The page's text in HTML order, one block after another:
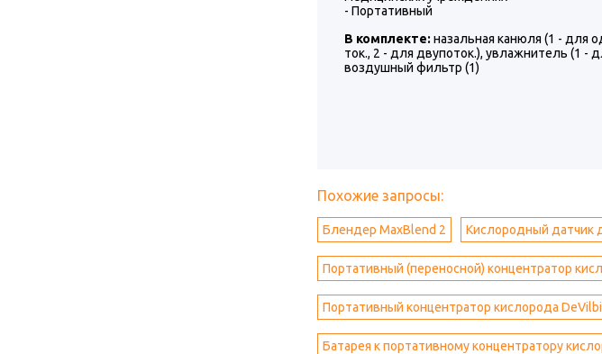
- Портативный
В комплекте: назальная канюля (1 - для
ток., 2 - для двупоток.), увлажнитель (1 -
воздушный фильтр (1)
Похожие запросы:
Блендер MaxBlend 2 Кислородный датчик
Портативный (переносной) концентратор
Портативный концентратор кислорода
Батарея к портативному концентратору